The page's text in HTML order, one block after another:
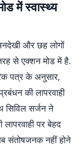
में स्वास्थ्य
और छह लोगों
से एक्शन मोड में है.
पत्र के अनुसार,
की लापरवाही
सिविल सर्जन ने
पर बेहद
संतोषजनक नहीं होने